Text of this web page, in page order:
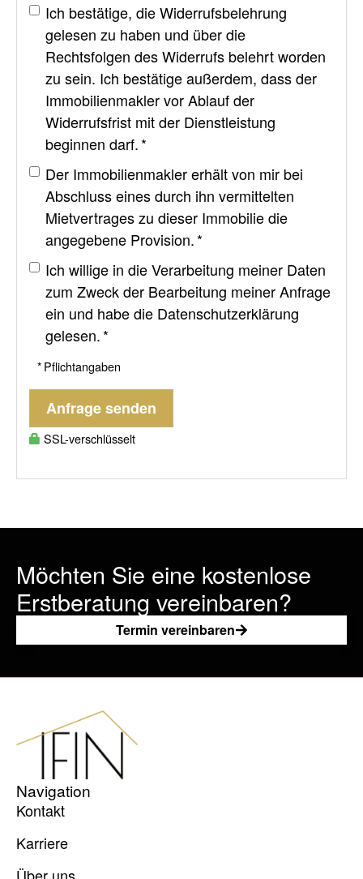
Ich bestätige, dieWiderrufsbelehrung
gelesen zu haben und über die
Rechtsfolgen des Widerrufs belehrt worden
zu sein. Ich bestätige außerdem, dass der
Immobilienmakler vor Ablauf der
Widerrufsfrist mit der Dienstleistung
beginnen darf. *
Der Immobilienmakler erhält von mir bei
Abschluss eines durch ihn vermittelten
Mietvertrages zu dieser Immobilie die
angegebene Provision. *
Ich willige in die Verarbeitung meiner Daten
zum Zweck der Bearbeitung meiner Anfrage
ein und habe die Datenschutzerklärung
gelesen. *
* Pflichtangaben
Anfrage senden
SSL-verschlüsselt
Möchten Sie eine kostenlose
Erstberatung vereinbaren?
Termin vereinbaren
Navigation
Kontakt
Karriere